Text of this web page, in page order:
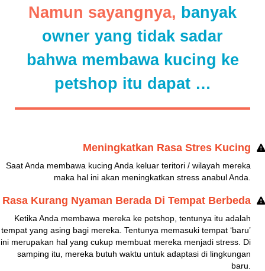
Namun sayangnya, banyak
owner yang tidak sadar
bahwa membawa kucing ke
petshop itu dapat …
Meningkatkan Rasa Stres Kucing
Saat Anda membawa kucing Anda keluar teritori / wilayah mereka
maka hal ini akan meningkatkan stress anabul Anda.
Rasa Kurang Nyaman Berada Di Tempat Berbeda
Ketika Anda membawa mereka ke petshop, tentunya itu adalah
tempat yang asing bagi mereka. Tentunya memasuki tempat ‘baru’
ini merupakan hal yang cukup membuat mereka menjadi stress. Di
samping itu, mereka butuh waktu untuk adaptasi di lingkungan
baru.